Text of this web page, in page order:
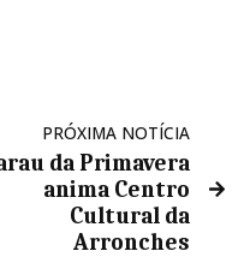
PRÓXIMA NOTÍCIA
da Primavera
anima Centro
Cultural da
Arronches